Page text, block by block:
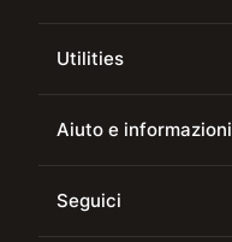
Utilities
Aiuto e informazioni
Seguici